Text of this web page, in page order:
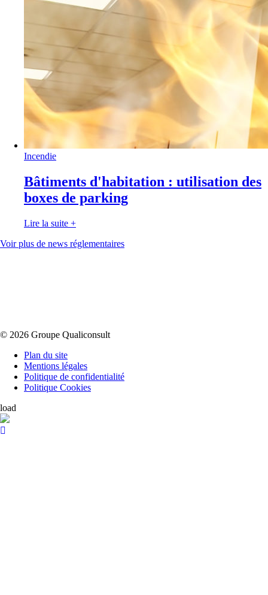
Incendie
Bâtiments d'habitation : utilisation des
boxes de parking
Lire la suite +
Voir plus de news réglementaires
© 2026 Groupe Qualiconsult
Plan du site
Mentions légales
Politique de confidentialité
Politique Cookies
load